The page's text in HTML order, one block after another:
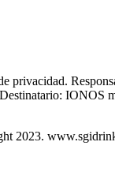
privacidad.
2023.